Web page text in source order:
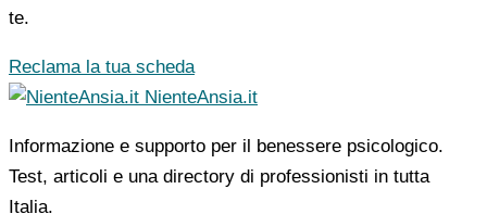
te.
Reclama la tua scheda
NienteAnsia.it
Informazione e supporto per il benessere psicologico.
Test, articoli e una directory di professionisti in tutta
Italia.